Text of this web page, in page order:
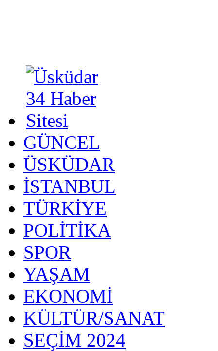
GÜNCEL
ÜSKÜDAR
İSTANBUL
TÜRKİYE
POLİTİKA
SPOR
YAŞAM
EKONOMİ
KÜLTÜR/SANAT
SEÇİM 2024